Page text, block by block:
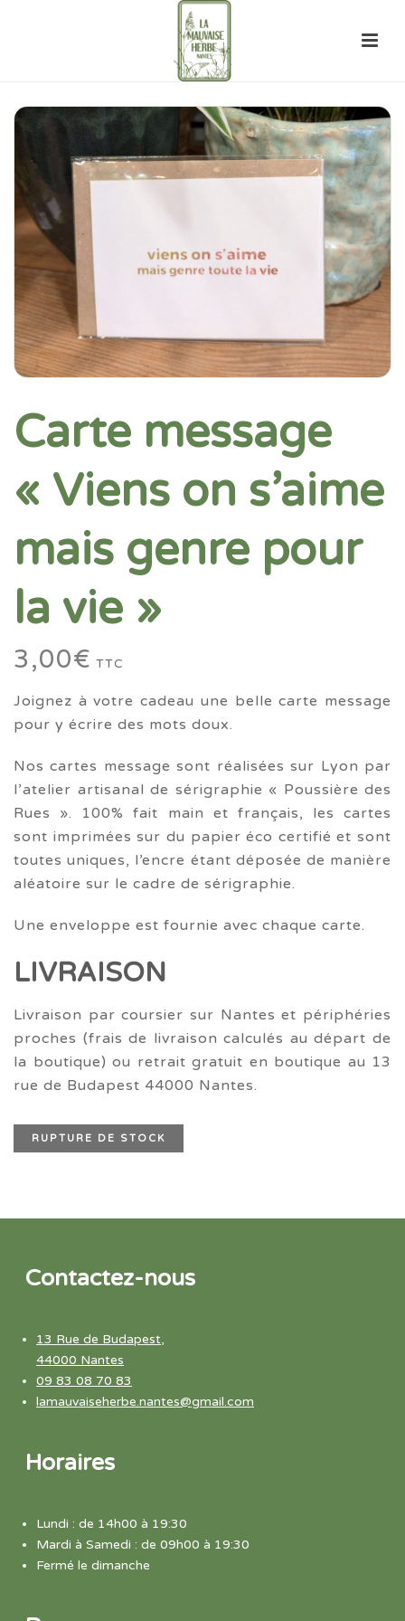
Carte message
« Viens on s’aime
mais genre pour
la vie »
3,00€ TTC
Joignez à votre cadeau une belle carte message
pour y écrire des mots doux.
Nos cartes message sont réalisées sur Lyon par
l’atelier artisanal de sérigraphie « Poussière des
Rues ». 100% fait main et français, les cartes
sont imprimées sur du papier éco certifié et sont
toutes uniques, l’encre étant déposée de manière
aléatoire sur le cadre de sérigraphie.
Une enveloppe est fournie avec chaque carte.
LIVRAISON
Livraison par coursier sur Nantes et périphéries
proches (frais de livraison calculés au départ de
la boutique) ou retrait gratuit en boutique au 13
rue de Budapest 44000 Nantes.
RUPTURE DE STOCK
Contactez-nous
13 Rue de Budapest,
44000 Nantes
09 83 08 70 83
lamauvaiseherbe.nantes@gmail.com
Horaires
Lundi : de 14h00 à 19:30
Mardi à Samedi : de 09h00 à 19:30
Fermé le dimanche